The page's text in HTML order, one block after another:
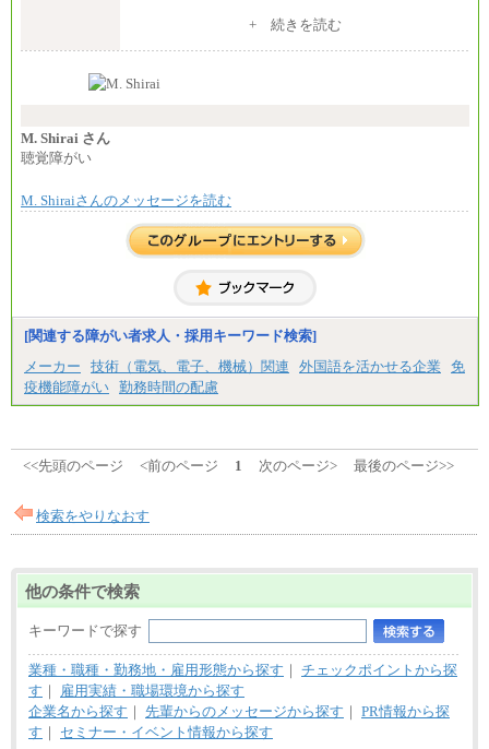
※入社後早期から、自律的な業務遂行が求めら
す。
い職責を担う方については、さらに高い金額を個別
※上記に加え、所定労働時間外に勤務をした場
※試用期間中も給与に変更はございません。
＜募集各社・全職種共通＞
月給21万円以上～
※試用期間中の給与に変更はありません。
ます。
+ 続きを読む
M. Shirai さん
聴覚障がい
M. Shiraiさんのメッセージを読む
[関連する障がい者求人・採用キーワード検索]
メーカー
技術（電気、電子、機械）関連 外国語を活かせる企業
免
疫機能障がい 勤務時間の配慮
<<先頭のページ <前のページ 1 次のページ> 最後のページ>>
検索をやりなおす
他の条件で検索
キーワードで探す
業種・職種・勤務地・雇用形態から探す ｜ チェックポイントから探
す ｜
雇用実績・職場環境から探す
企業名から探す ｜ 先輩からのメッセージから探す ｜ PR情報から探
す ｜ セミナー・イベント情報から探す